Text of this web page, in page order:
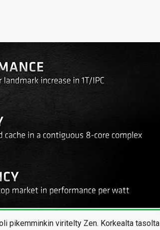
pikemminkin viritelty Zen. Korkealta tasolta